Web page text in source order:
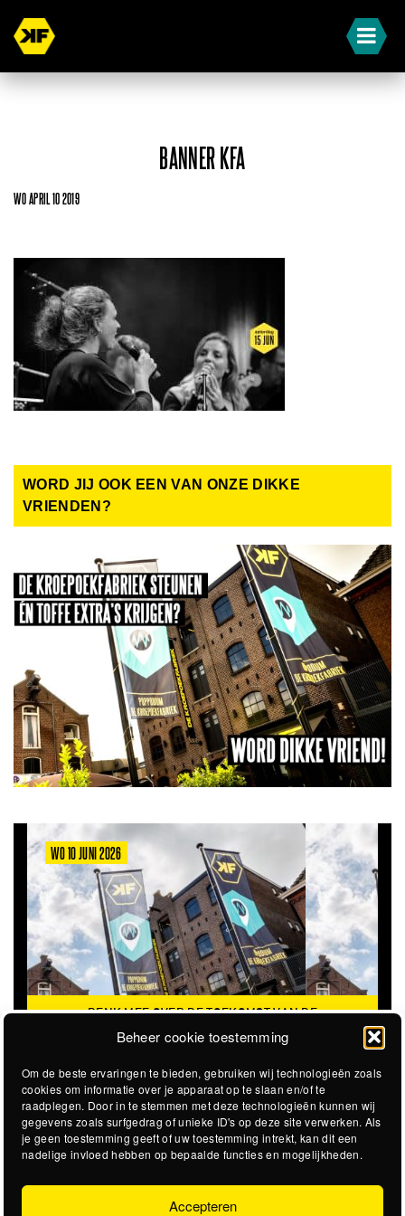
Beheer cookie toestemming
Om de beste ervaringen te bieden, gebruiken wij technologieën zoals
cookies om informatie over je apparaat op te slaan en/of te
raadplegen. Door in te stemmen met deze technologieën kunnen wij
gegevens zoals surfgedrag of unieke ID's op deze site verwerken. Als
je geen toestemming geeft of uw toestemming intrekt, kan dit een
nadelige invloed hebben op bepaalde functies en mogelijkheden.
Accepteren
BANNER KFA
WO APRIL 10 2019
WORD JIJ OOK EEN VAN ONZE DIKKE
VRIENDEN?
WO 10 JUNI 2026
DENK MEE OVER DE TOEKOMST VAN DE
KROEPOEKFABRIEK